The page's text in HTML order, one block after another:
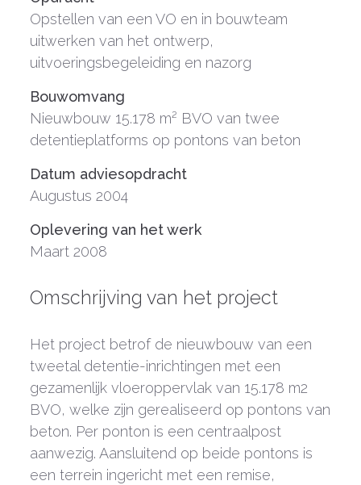
Opstellen van een VO en in bouwteam
uitwerken van het ontwerp,
uitvoeringsbegeleiding en nazorg
Bouwomvang
Nieuwbouw 15.178 m² BVO van twee
detentieplatforms op pontons van beton
Datum adviesopdracht
Augustus 2004
Oplevering van het werk
Maart 2008
Omschrijving van het project
Het project betrof de nieuwbouw van een
tweetal detentie-inrichtingen met een
gezamenlijk vloeroppervlak van 15.178 m2
BVO, welke zijn gerealiseerd op pontons van
beton. Per ponton is een centraalpost
aanwezig. Aansluitend op beide pontons is
een terrein ingericht met een remise,